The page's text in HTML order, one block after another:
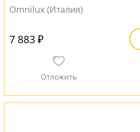
Omnilux (Италия)
7 883 ₽